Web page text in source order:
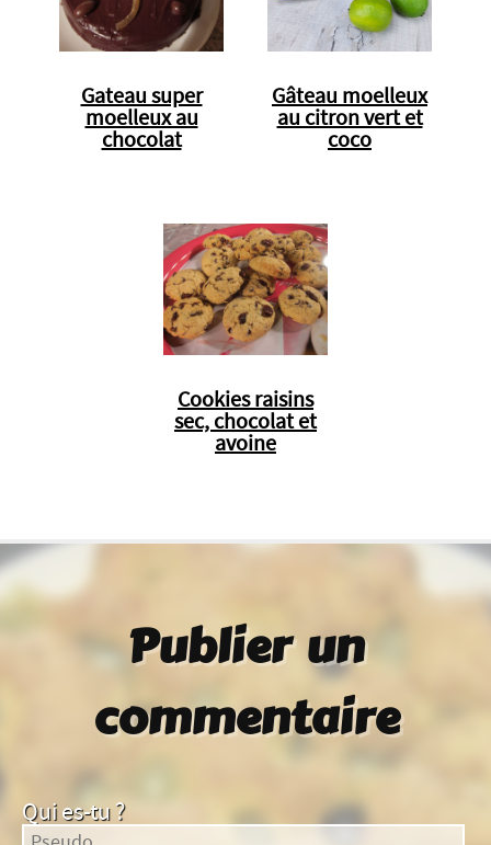
Gateau super
moelleux au
chocolat
Gâteau moelleux
au citron vert et
coco
Cookies raisins
sec, chocolat et
avoine
Publier un
commentaire
Qui es-tu ?